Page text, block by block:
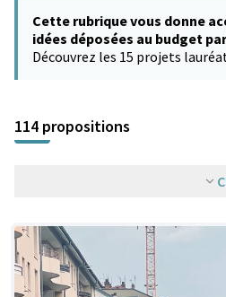
Cette rubrique vous donne
idées déposées au budget
Découvrez les 15 projets
114 propositions